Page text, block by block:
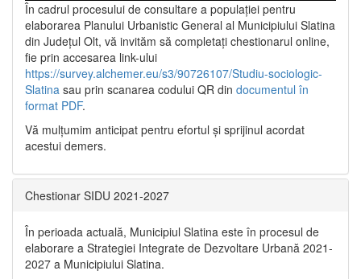
În cadrul procesului de consultare a populaţiei pentru
elaborarea Planului Urbanistic General al Municipiului Slatina
din Județul Olt, vă invităm să completați chestionarul online,
fie prin accesarea link-ului
https://survey.alchemer.eu/s3/90726107/Studiu-sociologic-
Slatina sau prin scanarea codului QR din documentul în
format PDF.
Vă mulţumim anticipat pentru efortul şi sprijinul acordat
acestui demers.
Chestionar SIDU 2021-2027
În perioada actuală, Municipiul Slatina este în procesul de
elaborare a Strategiei Integrate de Dezvoltare Urbană 2021‐
2027 a Municipiului Slatina.